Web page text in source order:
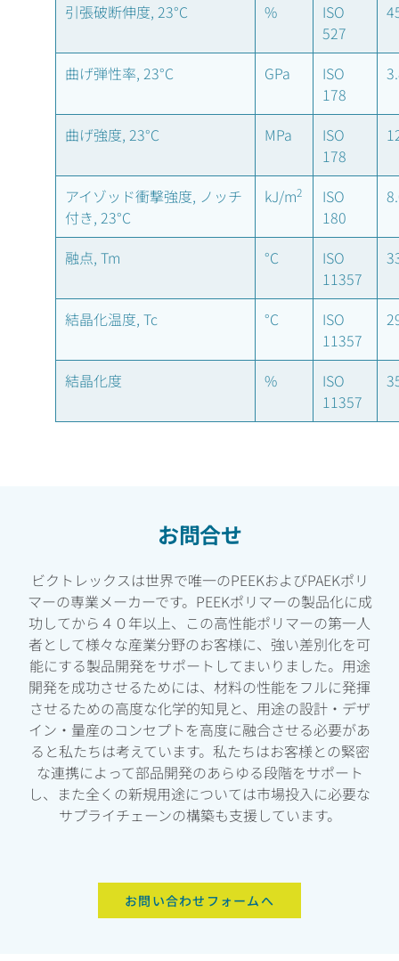
引張破断伸度, 23°C %
ISO
527
曲げ弾性率, 23°C GPa
ISO
178
曲げ強度, 23°C MPa
ISO
178
アイゾッド衝撃強度, ノッチ
付き, 23°C
kJ/m2
ISO
180
融点, Tm °C
ISO
11357
結晶化温度, Tc °C
ISO
11357
結晶化度 %
ISO
11357
お問合せ
ビクトレックスは世界で唯一のPEEKおよびPAEKポリ
マーの専業メーカーです。PEEKポリマーの製品化に成
功してから４０年以上、この高性能ポリマーの第一人
者として様々な産業分野のお客様に、強い差別化を可
能にする製品開発をサポートしてまいりました。用途
開発を成功させるためには、材料の性能をフルに発揮
させるための高度な化学的知見と、用途の設計・デザ
イン・量産のコンセプトを高度に融合させる必要があ
ると私たちは考えています。私たちはお客様との緊密
な連携によって部品開発のあらゆる段階をサポート
し、また全くの新規用途については市場投入に必要な
サプライチェーンの構築も支援しています。
お問い合わせフォームへ